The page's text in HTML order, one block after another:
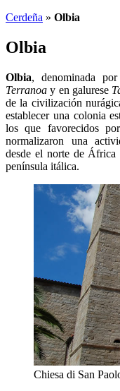
Cerdeña » Olbia
Olbia
Olbia, denominada
Terranoa y en galurese
de la civilización
establecer una colonia
los que favorecidos
normalizaron una
desde el norte de
península itálica.
Chiesa di San